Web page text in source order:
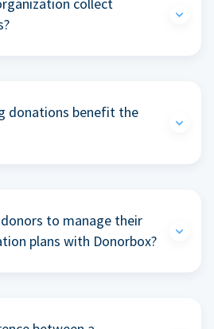
donations benefit the
to manage their
plans with Donorbox?